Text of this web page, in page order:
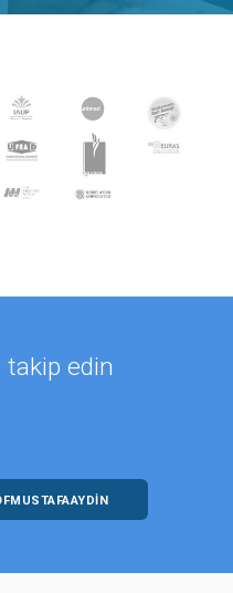
edin